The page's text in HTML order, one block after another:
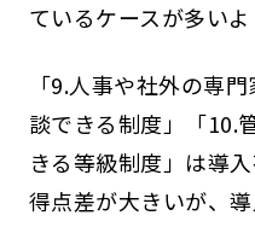
ているケースが多いよ
「9.人事や社外の専
談できる制度」「10.
きる等級制度」は導
得点差が大きいが、